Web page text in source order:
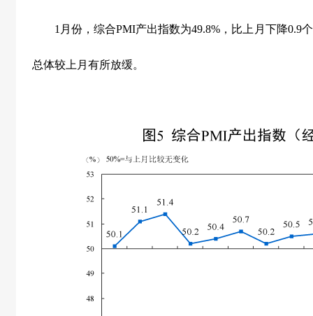
1 月份，综合PMI产出指数为49.8% ，比上月下降0.9
总体较上月有所放缓。